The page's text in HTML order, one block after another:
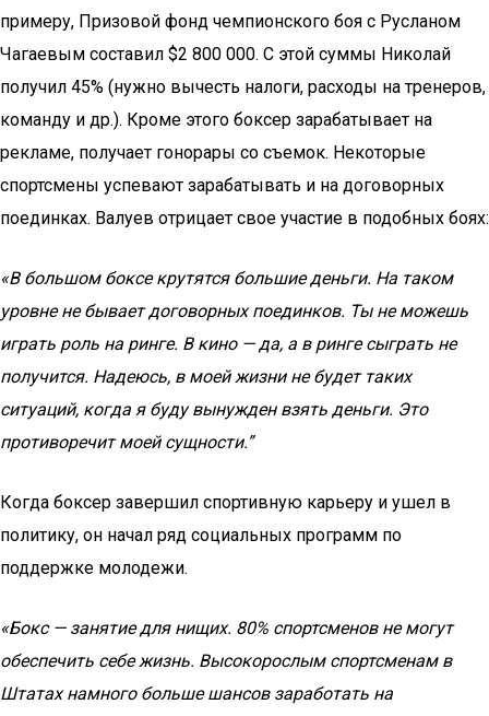
примеру, Призовой фонд чемпионского боя с Русланом
Чагаевым составил $2 800 000. С этой суммы Николай
получил 45% (нужно вычесть налоги, расходы на тренеров,
команду и др.). Кроме этого боксер зарабатывает на
рекламе, получает гонорары со съемок. Некоторые
спортсмены успевают зарабатывать и на договорных
поединках. Валуев отрицает свое участие в подобных боях:
«В большом боксе крутятся большие деньги. На таком
уровне не бывает договорных поединков. Ты не можешь
играть роль на ринге. В кино — да, а в ринге сыграть не
получится. Надеюсь, в моей жизни не будет таких
ситуаций, когда я буду вынужден взять деньги. Это
противоречит моей сущности.”
Когда боксер завершил спортивную карьеру и ушел в
политику, он начал ряд социальных программ по
поддержке молодежи.
«Бокс — занятие для нищих. 80% спортсменов не могут
обеспечить себе жизнь. Высокорослым спортсменам в
Штатах намного больше шансов заработать на